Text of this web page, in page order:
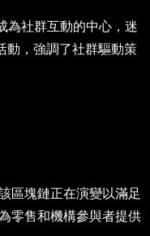
為社群互動的中心，迷
動，強調了社群驅動策
區塊鏈正在演變以滿足
零售和機構參與者提供